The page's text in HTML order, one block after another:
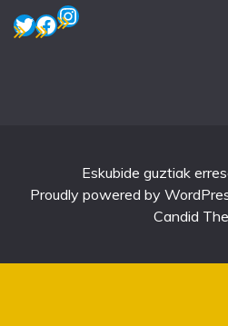
Twitter
Facebook
Instagram
Eskubide guztiak
Proudly powered by
Candid